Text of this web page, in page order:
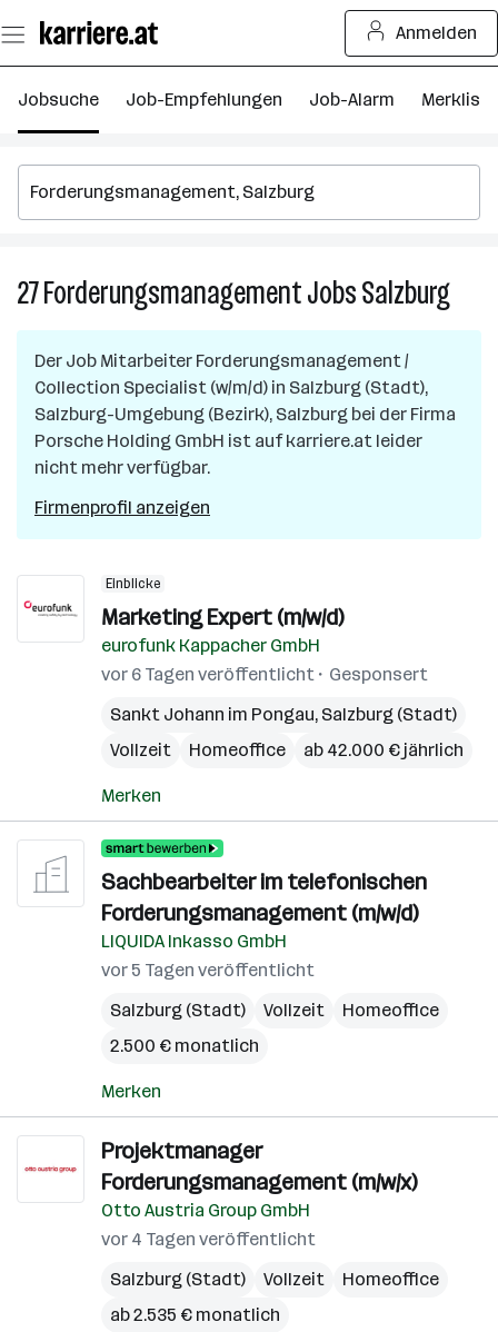
Seiteninhalt
springen
Anmelden
Jobsuche Job-Empfehlungen Job-Alarm Merkliste
27ForderungsmanagementJobsSalzburg27
Jobs
Der Job Mitarbeiter Forderungsmanagement /
Collection Specialist (w/m/d) in Salzburg (Stadt),
Salzburg-Umgebung (Bezirk), Salzburg bei der Firma
Porsche Holding GmbH ist auf karriere.at leider
nicht mehr verfügbar.
Firmenprofil anzeigen
Einblicke
Marketing Expert (m/w/d)
eurofunk Kappacher GmbH
vor 6 Tagen veröffentlicht
Gesponsert
Sankt Johann im Pongau, Salzburg (Stadt)
Vollzeit
Homeoffice ab 42.000 € jährlich
Merken
Sachbearbeiter im telefonischen
Forderungsmanagement (m/w/d)
LIQUIDA Inkasso GmbH
vor 5 Tagen veröffentlicht
Salzburg (Stadt)
Vollzeit
Homeoffice
2.500 € monatlich
Merken
Projektmanager
Forderungsmanagement (m/w/x)
Otto Austria Group GmbH
vor 4 Tagen veröffentlicht
Salzburg (Stadt)
Vollzeit
Homeoffice
ab 2.535 € monatlich